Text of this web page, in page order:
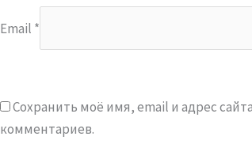
Email *
Сохранить моё имя, email и адрес
комментариев.